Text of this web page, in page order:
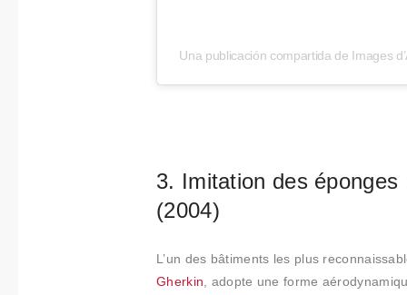
m
i
Una publicación compartida de Images
3. Imitation des
(2004)
L’un des bâtiments les plus
Gherkin , adopte une forme